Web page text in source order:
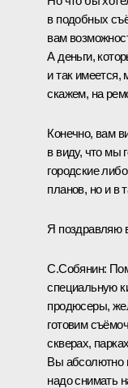
в подобных
вам
А деньги,
и так имеется,
скажем, на
Конечно, вам
в виду, что мы
городские
планов, но и в
Я поздравляю
С.Собянин:
специальную
продюсеры,
готовим
скверах,
Вы абсолютно
надо снимать